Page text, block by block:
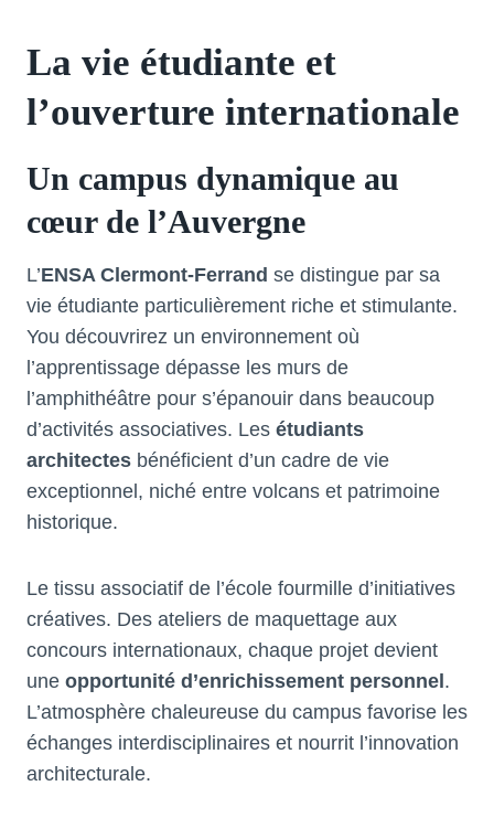
La vie étudiante et
l’ouverture internationale
Un campus dynamique au
cœur de l’Auvergne
L’ENSA Clermont-Ferrand se distingue par sa
vie étudiante particulièrement riche et stimulante.
You découvrirez un environnement où
l’apprentissage dépasse les murs de
l’amphithéâtre pour s’épanouir dans beaucoup
d’activités associatives. Les étudiants
architectes bénéficient d’un cadre de vie
exceptionnel, niché entre volcans et patrimoine
historique.
Le tissu associatif de l’école fourmille d’initiatives
créatives. Des ateliers de maquettage aux
concours internationaux, chaque projet devient
une opportunité d’enrichissement personnel.
L’atmosphère chaleureuse du campus favorise les
échanges interdisciplinaires et nourrit l’innovation
architecturale.